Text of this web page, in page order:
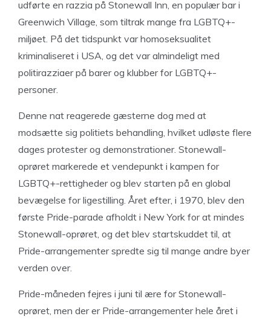
udførte en razzia på Stonewall Inn, en populær bar i
Greenwich Village, som tiltrak mange fra LGBTQ+-
miljøet. På det tidspunkt var homoseksualitet
kriminaliseret i USA, og det var almindeligt med
politirazziaer på barer og klubber for LGBTQ+-
personer.
Denne nat reagerede gæsterne dog med at
modsætte sig politiets behandling, hvilket udløste flere
dages protester og demonstrationer. Stonewall-
oprøret markerede et vendepunkt i kampen for
LGBTQ+-rettigheder og blev starten på en global
bevægelse for ligestilling. Året efter, i 1970, blev den
første Pride-parade afholdt i New York for at mindes
Stonewall-oprøret, og det blev startskuddet til, at
Pride-arrangementer spredte sig til mange andre byer
verden over.
Pride-måneden fejres i juni til ære for Stonewall-
oprøret, men der er Pride-arrangementer hele året i